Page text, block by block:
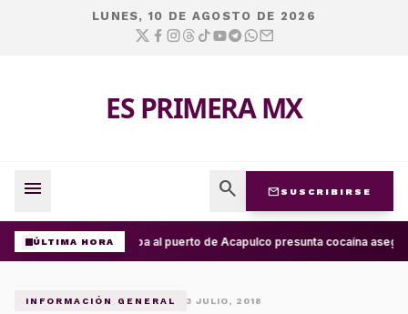
LUNES, 10 DE AGOSTO DE 2026
ES PRIMERA MX
menu search mail SUSCRIBIRSE
ÚLTIMA HORA Arriba al puerto de Acapulco presunta cocaína
INFORMACIÓN GENERAL 3 JULIO, 2018